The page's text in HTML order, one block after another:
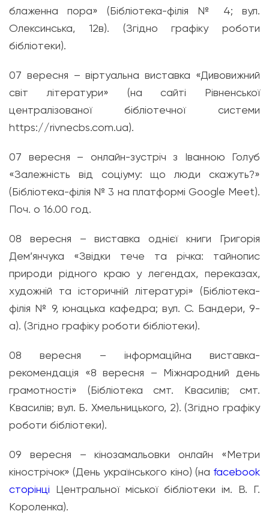
блаженна пора» (Бібліотека-філія № 4; вул.
Олексинська, 12в). (Згідно графіку роботи
бібліотеки).
07 вересня – віртуальна виставка «Дивовижний
світ літератури» (на сайті Рівненської
централізованої бібліотечної системи
https://rivnecbs.com.ua).
07 вересня – онлайн-зустріч з Іванною Голуб
«Залежність від соціуму: що люди скажуть?»
(Бібліотека-філія № 3 на платформі Google Meet).
Поч. о 16.00 год.
08 вересня – виставка однієї книги Григорія
Дем’янчука «Звідки тече та річка: тайнопис
природи рідного краю у легендах, переказах,
художній та історичній літературі» (Бібліотека-
філія № 9, юнацька кафедра; вул. С. Бандери, 9-
а). (Згідно графіку роботи бібліотеки).
08 вересня – інформаційна виставка-
рекомендація «8 вересня – Міжнародний день
грамотності» (Бібліотека смт. Квасилів; смт.
Квасилів; вул. Б. Хмельницького, 2). (Згідно графіку
роботи бібліотеки).
09 вересня – кінозамальовки онлайн «Метри
кінострічок» (День українського кіно) (на facebook
сторінці Центральної міської бібліотеки ім. В. Г.
Короленка).